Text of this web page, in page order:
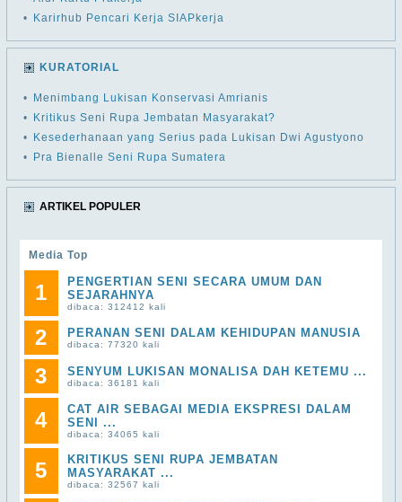
•
Karirhub Pencari Kerja SIAPkerja
KURATORIAL
•
Menimbang Lukisan Konservasi Amrianis
•
Kritikus Seni Rupa Jembatan Masyarakat?
•
Kesederhanaan yang Serius pada Lukisan Dwi Agustyono
•
Pra Bienalle Seni Rupa Sumatera
ARTIKEL POPULER
Media Top
1
PENGERTIAN SENI SECARA UMUM DAN
SEJARAHNYA
dibaca: 312412 kali
2 PERANAN SENI DALAM KEHIDUPAN MANUSIA
dibaca: 77320 kali
3 SENYUM LUKISAN MONALISA DAH KETEMU ...
dibaca: 36181 kali
4
CAT AIR SEBAGAI MEDIA EKSPRESI DALAM
SENI ...
dibaca: 34065 kali
5
KRITIKUS SENI RUPA JEMBATAN
MASYARAKAT ...
dibaca: 32567 kali